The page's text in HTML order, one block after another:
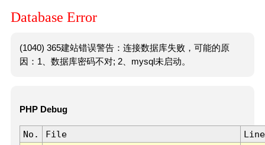
Database Error
(1040) 365建站错误警告：连接数据库失败，可能的原
因：1、数据库密码不对; 2、mysql未启动。
PHP Debug
No. File
Line